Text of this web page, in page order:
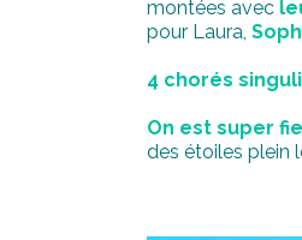
montées avec
pour Laura,
4 chorés
On est super
des étoiles plein